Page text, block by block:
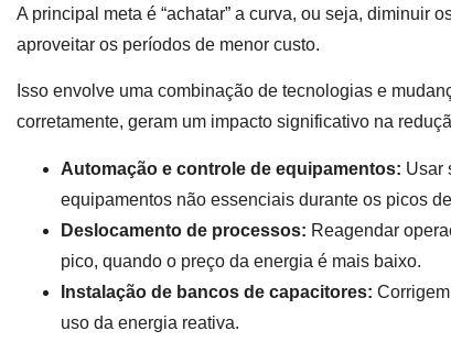
A principal meta é “achatar” a curva, ou seja, diminuir
aproveitar os períodos de menor custo.
Isso envolve uma combinação de tecnologias e
corretamente, geram um impacto significativo na
Automação e controle de equipamentos: Usar
equipamentos não essenciais durante os picos
Deslocamento de processos: Reagendar
pico, quando o preço da energia é mais baixo.
Instalação de bancos de capacitores:
uso da energia reativa.